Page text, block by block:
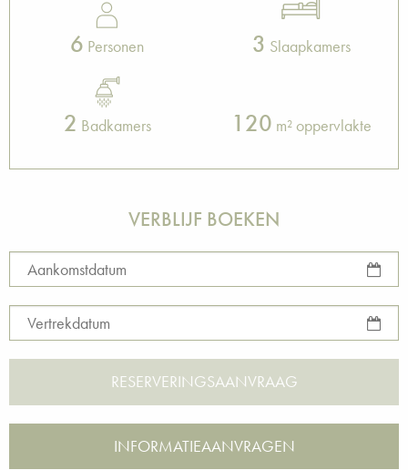
6 Personen 3 Slaapkamers
2 Badkamers 120 m² oppervlakte
VERBLIJF BOEKEN
Aankomstdatum
Vertrekdatum
INFORMATIEAANVRAGEN